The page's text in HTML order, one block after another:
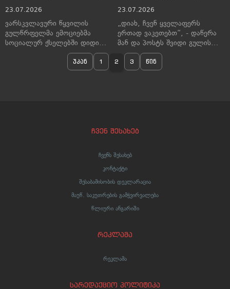
პენელოპე კრუსის ვიდეოები
მსოფლიო მედიას იპყრობს
23.07.2026
ვარსკვლავური წყვილის
გულწრფელმა ემოციებმა
სოციალურ ქსელებში დიდი
გამოხმაურება გამოიწვია.
ვიდეოებმა კი მსოფლიო მედია
კვლავ კრიტიკის ობიექტი
ხდება
23.07.2026
„დიახ, ჩვენ ყველაფერს
ერთად ვაკეთებთ“, - დაწერა
მან და პოსტს შვიდი გულის
„ემოჯი“ დაურთო
უკან 1 2 3 წინ
ჩვენ შესახებ
ჩვენს შესახებ
კონტაქტი
შესაბამისობის დეკლარაცია
მაუწ. საკუთრების გამჭვირვალება
წლიური ანგარიში
რეკლამა
რეკლამა
სარედაქციო პოლიტიკა